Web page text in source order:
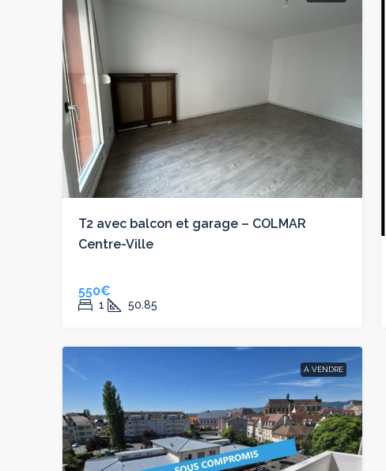
T2 avec balcon et garage – COLMAR
Centre-Ville
550€
1 50.85
À VENDRE